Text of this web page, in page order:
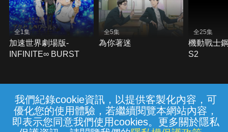
我們紀錄cookie資訊，以提供客製化內容，可
優化您的使用體驗，若繼續閱覽本網站內容，
即表示您同意我們使用cookies。更多關於隱私
全1集
加速世界劇場版-
INFINITE∞ BURST
全5集
為你著迷
全25集
機動戰士
S2
常見問題 線上客服 服務條款 隱私權保護
{{notifyMsg}}